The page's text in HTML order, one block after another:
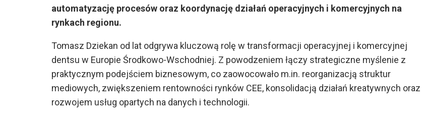
automatyzację procesów oraz koordynację działań operacyjnych i komercyjnych na
rynkach regionu.
Tomasz Dziekan od lat odgrywa kluczową rolę w transformacji operacyjnej i komercyjnej
dentsu w Europie Środkowo-Wschodniej. Z powodzeniem łączy strategiczne myślenie z
praktycznym podejściem biznesowym, co zaowocowało m.in. reorganizacją struktur
mediowych, zwiększeniem rentowności rynków CEE, konsolidacją działań kreatywnych oraz
rozwojem usług opartych na danych i technologii.